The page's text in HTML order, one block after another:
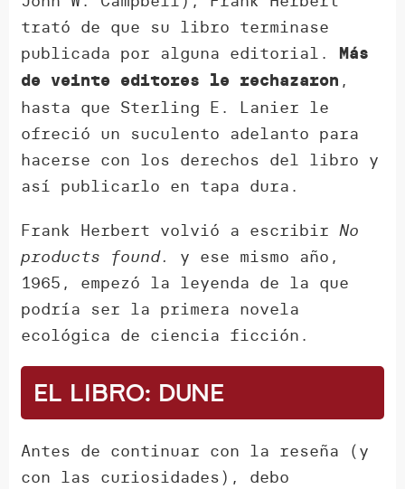
trató de que su libro terminase
publicada por alguna editorial. Más
de veinte editores le rechazaron ,
hasta que Sterling E. Lanier le
ofreció un suculento adelanto para
hacerse con los derechos del libro y
así publicarlo en tapa dura.
Frank Herbert volvió a escribirNo
products found.
y ese mismo año,
1965, empezó la leyenda de la que
podría ser la primera novela
ecológica de ciencia ficción.
El libro: Dune
Antes de continuar con la reseña (y
con las curiosidades), debo